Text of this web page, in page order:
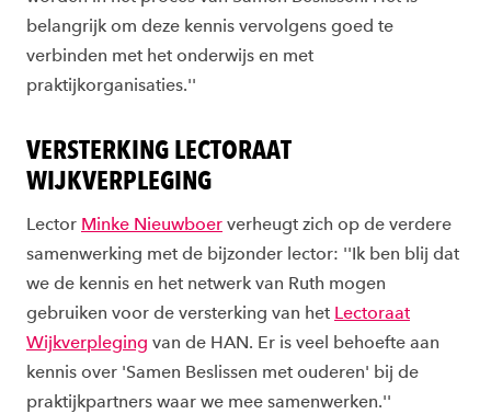
belangrijk om deze kennis vervolgens goed te
verbinden met het onderwijs en met
praktijkorganisaties.''
VERSTERKING LECTORAAT
WIJKVERPLEGING
Lector Minke Nieuwboer verheugt zich op de verdere
samenwerking met de bijzonder lector: ''Ik ben blij dat
we de kennis en het netwerk van Ruth mogen
gebruiken voor de versterking van het Lectoraat
Wijkverpleging van de HAN. Er is veel behoefte aan
kennis over 'Samen Beslissen met ouderen' bij de
praktijkpartners waar we mee samenwerken.''